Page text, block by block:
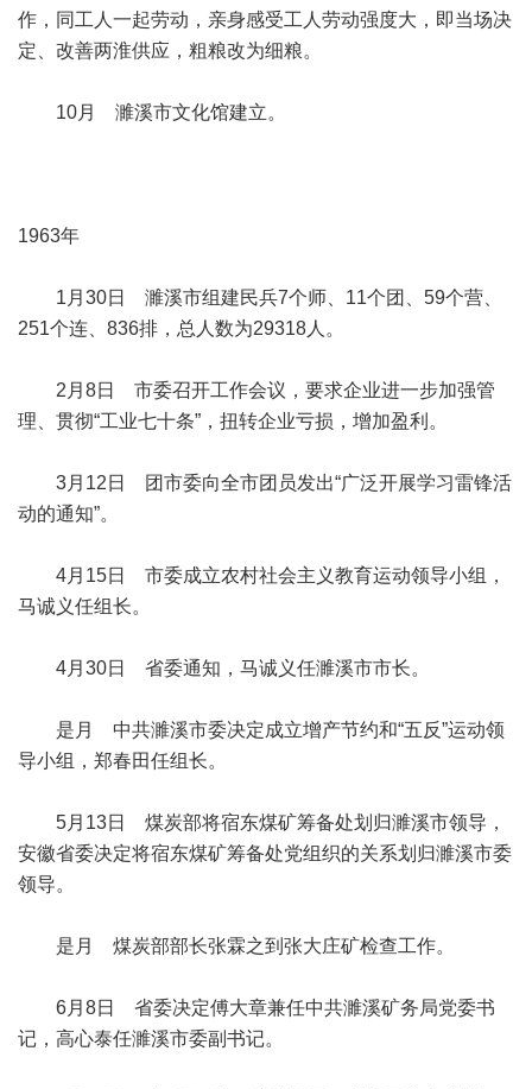
作，同工人一起劳动，亲身感受工人劳动强度大，即当场决
定、改善两淮供应，粗粮改为细粮。
10月 濉溪市文化馆建立。
1963年
1月30日 濉溪市组建民兵7个师、11个团、59个营、
251个连、836排，总人数为29318人。
2月8日 市委召开工作会议，要求企业进一步加强管
理、贯彻“工业七十条”，扭转企业亏损，增加盈利。
3月12日 团市委向全市团员发出“广泛开展学习雷锋活
动的通知”。
4月15日 市委成立农村社会主义教育运动领导小组，
马诚义任组长。
4月30日 省委通知，马诚义任濉溪市市长。
是月 中共濉溪市委决定成立增产节约和“五反”运动领
导小组，郑春田任组长。
5月13日 煤炭部将宿东煤矿筹备处划归濉溪市领导，
安徽省委决定将宿东煤矿筹备处党组织的关系划归濉溪市委
领导。
是月 煤炭部部长张霖之到张大庄矿检查工作。
6月8日 省委决定傅大章兼任中共濉溪矿务局党委书
记，高心泰任濉溪市委副书记。